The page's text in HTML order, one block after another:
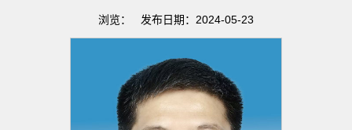
浏览： 发布日期：2024-05-23